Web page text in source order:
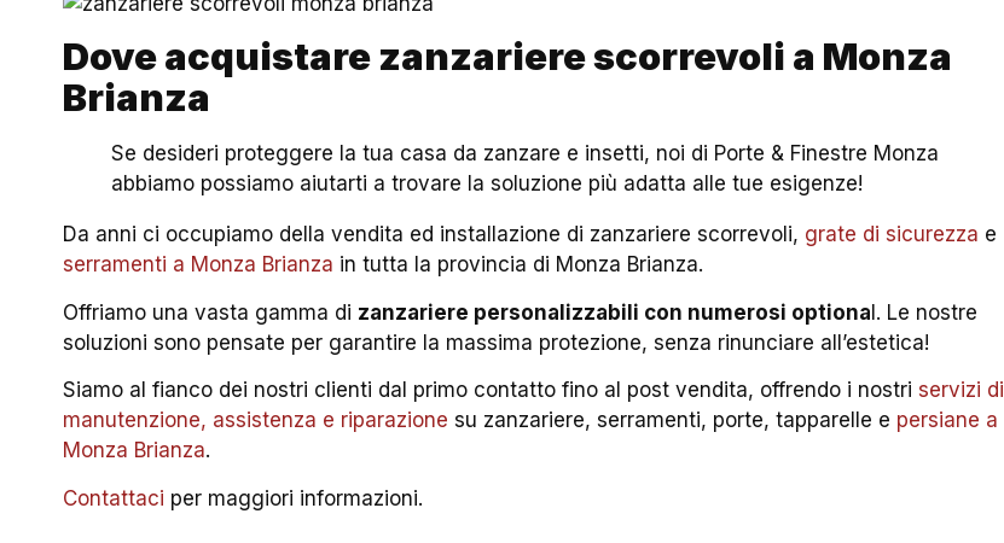
Dove acquistare zanzariere scorrevoli a Monza
Brianza
Se desideri proteggere la tua casa da zanzare e insetti, noi di Porte & Finestre Monza
abbiamo possiamo aiutarti a trovare la soluzione più adatta alle tue esigenze!
Da anni ci occupiamo della vendita ed installazione di zanzariere scorrevoli, grate di sicurezza e
serramenti a Monza Brianza in tutta la provincia di Monza Brianza.
Offriamo una vasta gamma di zanzariere personalizzabili con numerosi optional. Le nostre
soluzioni sono pensate per garantire la massima protezione, senza rinunciare all’estetica!
Siamo al fianco dei nostri clienti dal primo contatto fino al post vendita, offrendo i nostriservizi di
manutenzione, assistenza e riparazione su zanzariere, serramenti, porte, tapparelle e persiane a
Monza Brianza.
Contattaci per maggiori informazioni.